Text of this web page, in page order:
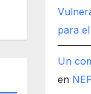
para
Un
en